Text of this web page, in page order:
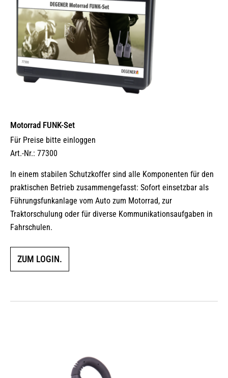
Motorrad FUNK-Set
Für Preise bitte einloggen
Art.-Nr.: 77300
In einem stabilen Schutzkoffer sind alle Komponenten für den
praktischen Betrieb zusammengefasst: Sofort einsetzbar als
Führungsfunkanlage vom Auto zum Motorrad, zur
Traktorschulung oder für diverse Kommunikationsaufgaben in
Fahrschulen.
ZUM LOGIN.